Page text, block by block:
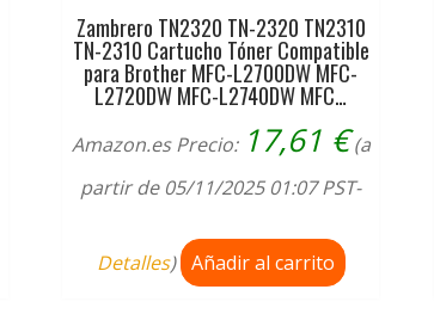
Zambrero TN2320 TN-2320 TN2310
TN-2310 Cartucho Tóner Compatible
para Brother MFC-L2700DW MFC-
L2720DW MFC-L2740DW MFC…
Amazon.es Precio: 17,61 €(a
partir de 05/11/2025 01:07 PST-
Detalles) Añadir al carrito